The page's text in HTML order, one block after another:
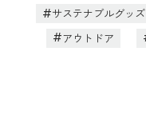
サステナブルグッズ
アウトドア